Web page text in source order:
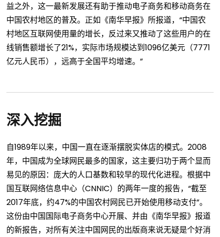
益之外，这一最新发展还有助于推动电子商务和移动商务在
中国农村地区的普及。正如《南华早报》所报道，“中国农
村地区互联网使用量的增长，反过来又推动了这些用户的在
线销售额增长了21%，实际市场规模达到1096亿美元（7771
亿元人民币），远高于全国平均增速。”
深入挖掘
自1989年以来，中国一直在逐渐摆脱实体店的模式。2008
年，中国成为全球网民最多的国家，这主要归功于两个显而
易见的原因：庞大的人口基数和较早的现代化进程。根据中
国互联网络信息中心（CNNIC）的两年一度的报告，“截至
2017年底，约47%的中国农村网民已开始使用移动支付”。
这份由中国国际电子商务中心开展、并由《南华早报》报道
的新报告，对所有关注中国网民的出版商来说无疑是个好消